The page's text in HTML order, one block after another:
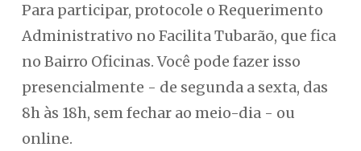
Para participar, protocole o Requerimento
Administrativo no Facilita Tubarão, que fica
no Bairro Oficinas. Você pode fazer isso
presencialmente - de segunda a sexta, das
8h às 18h, sem fechar ao meio-dia - ou
online.